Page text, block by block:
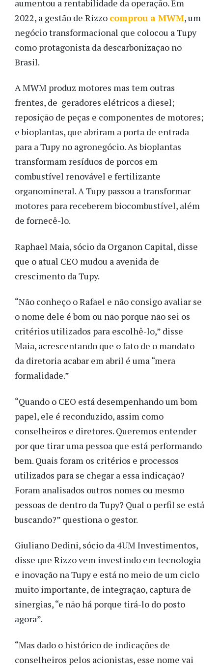
aumentou a rentabilidade da operação. Em
2022, a gestão de Rizzo comprou a MWM, um
negócio transformacional que colocou a Tupy
como protagonista da descarbonização no
Brasil.
A MWM produz motores mas tem outras
frentes, de geradores elétricos a diesel;
reposição de peças e componentes de motores;
e bioplantas, que abriram a porta de entrada
para a Tupy no agronegócio. As bioplantas
transformam resíduos de porcos em
combustível renovável e fertilizante
organomineral. A Tupy passou a transformar
motores para receberem biocombustível, além
de fornecê-lo.
Raphael Maia, sócio da Organon Capital, disse
que o atual CEO mudou a avenida de
crescimento da Tupy.
“Não conheço o Rafael e não consigo avaliar se
o nome dele é bom ou não porque não sei os
critérios utilizados para escolhê-lo,” disse
Maia, acrescentando que o fato de o mandato
da diretoria acabar em abril é uma “mera
formalidade.”
“Quando o CEO está desempenhando um bom
papel, ele é reconduzido, assim como
conselheiros e diretores. Queremos entender
por que tirar uma pessoa que está performando
bem. Quais foram os critérios e processos
utilizados para se chegar a essa indicação?
Foram analisados outros nomes ou mesmo
pessoas de dentro da Tupy? Qual o perfil se está
buscando?” questiona o gestor.
Giuliano Dedini, sócio da 4UM Investimentos,
disse que Rizzo vem investindo em tecnologia
e inovação na Tupy e está no meio de um ciclo
muito importante, de integração, captura de
sinergias, “e não há porque tirá-lo do posto
agora”.
“Mas dado o histórico de indicações de
conselheiros pelos acionistas, esse nome vai